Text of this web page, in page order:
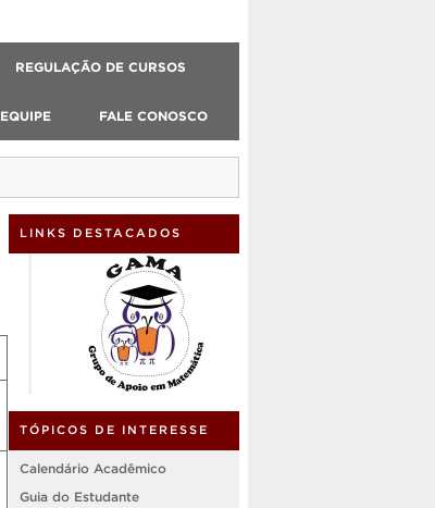
REGULAÇÃO DE CURSOS
EQUIPE FALE CONOSCO
LINKS DESTACADOS
TÓPICOS DE INTERESSE
Calendário Acadêmico
Guia do Estudante